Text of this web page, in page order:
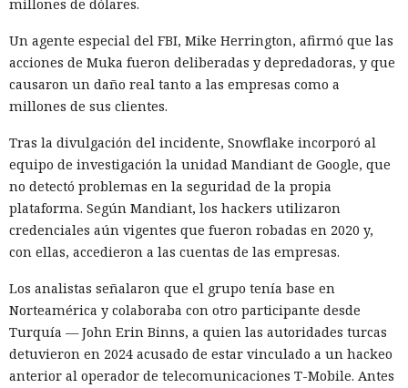
millones de dólares.
Un agente especial del FBI, Mike Herrington, afirmó que las
acciones de Muka fueron deliberadas y depredadoras, y que
causaron un daño real tanto a las empresas como a
millones de sus clientes.
Tras la divulgación del incidente, Snowflake incorporó al
equipo de investigación la unidad Mandiant de Google, que
no detectó problemas en la seguridad de la propia
plataforma. Según Mandiant, los hackers utilizaron
credenciales aún vigentes que fueron robadas en 2020 y,
con ellas, accedieron a las cuentas de las empresas.
Los analistas señalaron que el grupo tenía base en
Norteamérica y colaboraba con otro participante desde
Turquía — John Erin Binns, a quien las autoridades turcas
detuvieron en 2024 acusado de estar vinculado a un hackeo
anterior al operador de telecomunicaciones T-Mobile. Antes